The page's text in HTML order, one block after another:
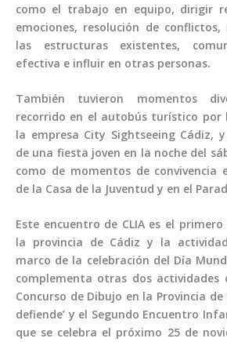
como el trabajo en equipo, dirigir
emociones, resolución de
las estructuras existentes,
efectiva e influir en otras personas.
También tuvieron momentos
recorrido en el autobús turístico por
la empresa City Sightseeing Cádiz,
de una fiesta joven en la noche del
como de momentos de convivencia
de la Casa de la Juventud y en el
Este encuentro de CLIA es el
la provincia de Cádiz y la
marco de la celebración del Día
complementa otras dos actividades
Concurso de Dibujo en la Provincia
defiende’ y el Segundo Encuentro
que se celebra el próximo 25 de